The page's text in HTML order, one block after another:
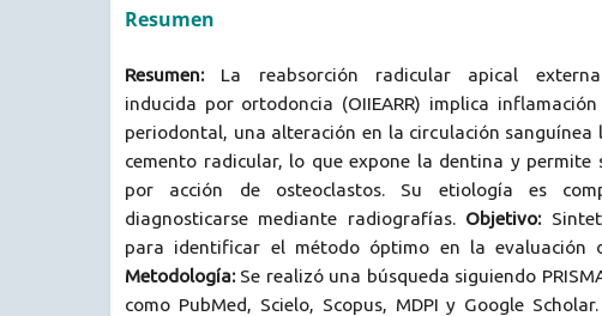
Resumen
Resumen: La reabsorción radicular apical
inducida por ortodoncia (OIIEARR) implica
periodontal, una alteración en la circulación sanguínea
cemento radicular, lo que expone la dentina y permite
por acción de osteoclastos. Su etiología es
diagnosticarse mediante radiografías. Objetivo:
para identificar el método óptimo en la evaluación
Metodología: Se realizó una búsqueda siguiendo
como PubMed, Scielo, Scopus, MDPI y Google